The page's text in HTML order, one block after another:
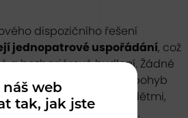
dispozičního řešení
jednopatrové uspořádání, což
a bezbariérové bydlení. Žádné
úrovně zajišťují snadný pohyb
je ideální pro rodiny s dětmi,
preferují jednoduchost.
web
tak, jak jste